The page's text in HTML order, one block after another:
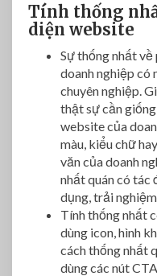
Tính thống
diện website
Sự thống nhất
doanh nghiệp có
chuyên nghiệp.
thật sự cần
website của
màu, kiểu chữ
văn của doanh
nhất quán có tác
dụng, trải
Tính thống nhất
dùng icon, hình
cách thống nhất
dùng các nút